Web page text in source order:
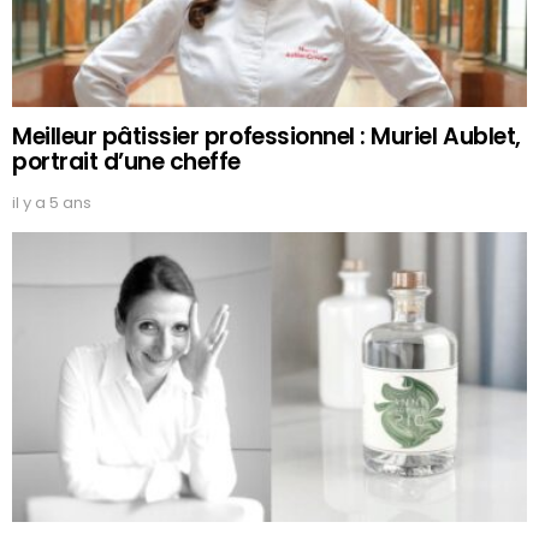
Meilleur pâtissier professionnel : Muriel Aublet,
portrait d’une cheffe
il y a 5 ans